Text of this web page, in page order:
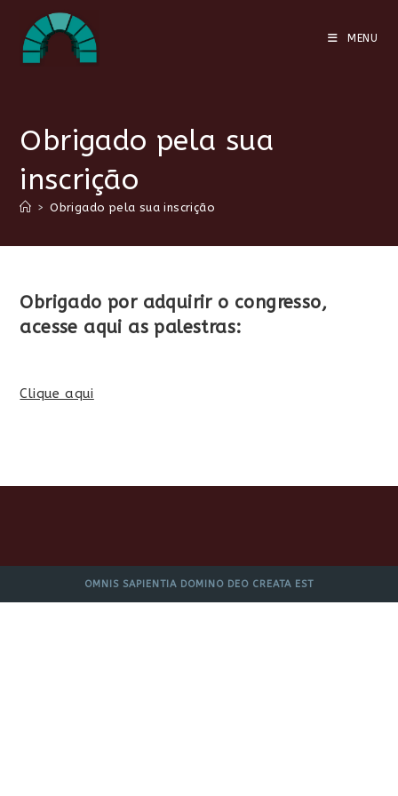
para
MENU
Obrigado pela sua
inscrição
> Obrigado pela sua inscrição
Obrigado por adquirir o congresso,
acesse aqui as palestras:
Clique aqui
OMNIS SAPIENTIA DOMINO DEO CREATA EST